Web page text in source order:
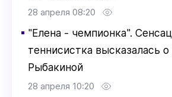
28 апреля 08:20
▪ "Елена - чемпионка".
теннисистка высказалась
Рыбакиной
28 апреля 10:20